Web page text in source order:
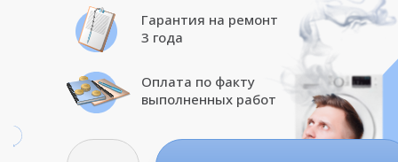
Гарантия на ремонт
3 года
Оплата по факту
выполненных работ